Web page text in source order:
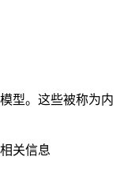
型。这些被称为内
关信息